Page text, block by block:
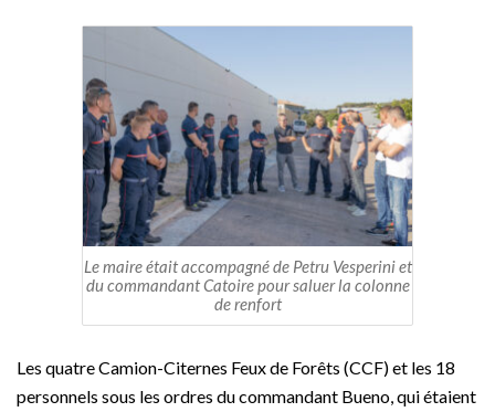
Le maire était accompagné de Petru Vesperini et
du commandant Catoire pour saluer la colonne
de renfort
Les quatre Camion-Citernes Feux de Forêts (CCF) et les 18
personnels sous les ordres du commandant Bueno, qui étaient